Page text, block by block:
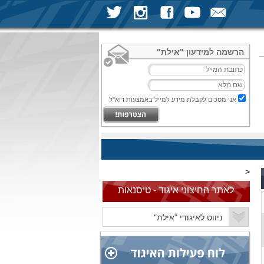
הרשמה למידעון "אילת"
אני מסכים לקבלת מידע למייל באמצעות דוא"ל
<
לאתר החיצוני איגוד - טיסנאות